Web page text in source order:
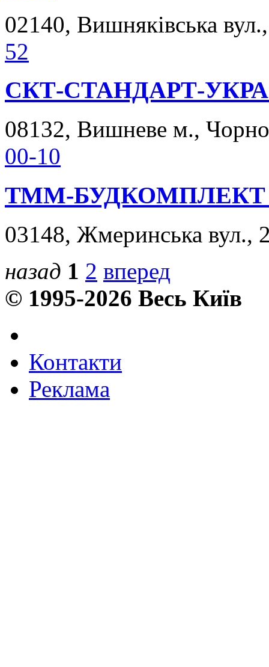
02140, Вишняківська
52
СКТ-СТАНДАРТ-
08132, Вишневе м.,
00-10
ТММ-БУДКОМПЛЕКТ
03148, Жмеринська вул.,
назад 1 2 вперед
© 1995-2026 Весь Київ
Контакти
Реклама